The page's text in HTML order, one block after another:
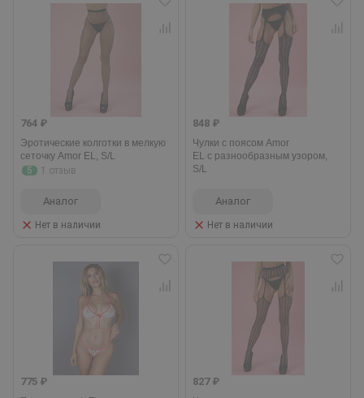
764 ₽
Эротические колготки в мелкую
сеточку Amor EL, S/L
5
1 отзыв
Аналог
Нет в наличии
848 ₽
Чулки с поясом Amor
EL с разнообразным узором,
S/L
Аналог
Нет в наличии
775 ₽ 827 ₽